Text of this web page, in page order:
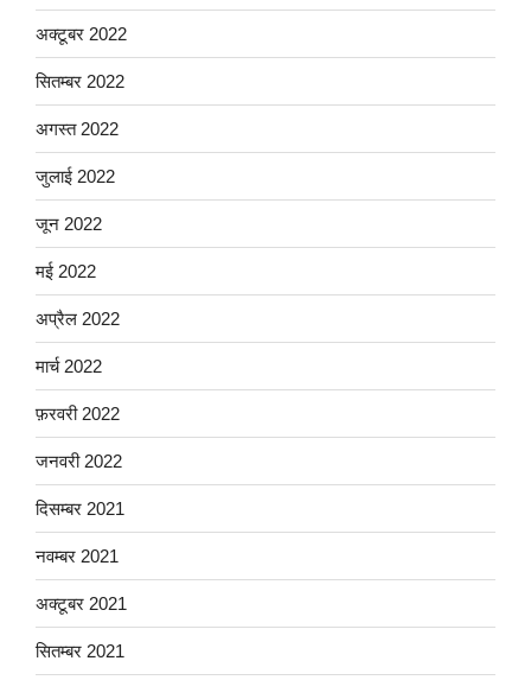
अक्टूबर 2022
सितम्बर 2022
अगस्त 2022
जुलाई 2022
जून 2022
मई 2022
अप्रैल 2022
मार्च 2022
फ़रवरी 2022
जनवरी 2022
दिसम्बर 2021
नवम्बर 2021
अक्टूबर 2021
सितम्बर 2021